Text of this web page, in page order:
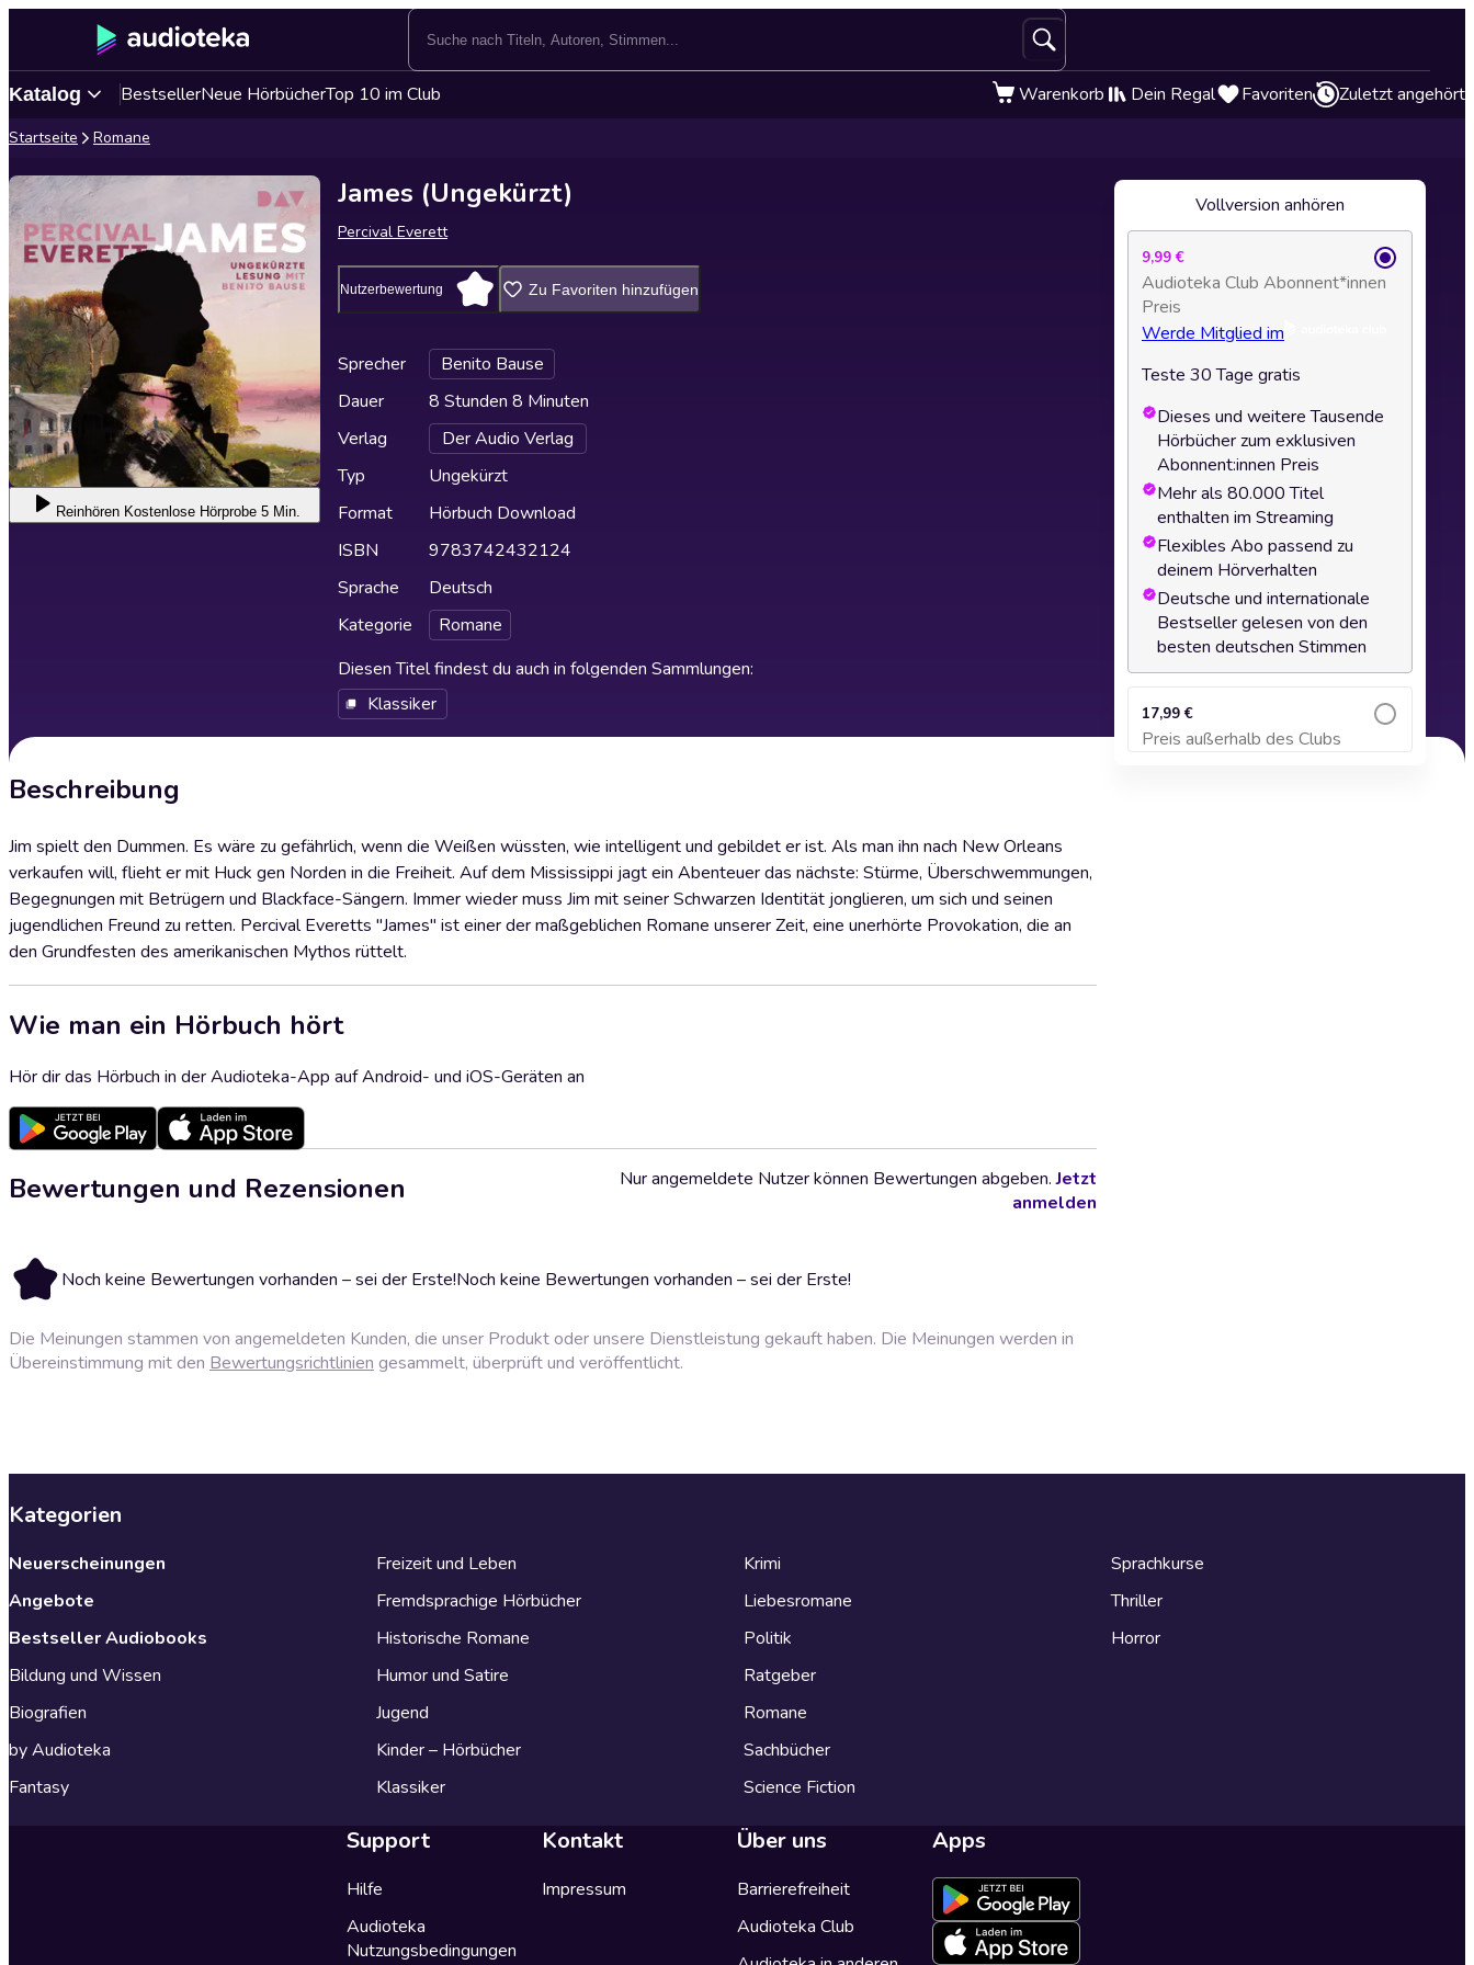
Katalog BestsellerNeue HörbücherTop 10 im Club Warenkorb Dein Regal Favoriten Zuletzt angehört
Startseite Romane
Reinhören Kostenlose Hörprobe 5 Min.
James (Ungekürzt)
Percival Everett
Nutzerbewertung Zu Favoriten hinzufügen
Sprecher
Benito Bause
Dauer
8 Stunden 8 Minuten
Verlag
Der Audio Verlag
Typ
Ungekürzt
Format
Hörbuch Download
ISBN
9783742432124
Sprache
Deutsch
Kategorie
Romane
Diesen Titel findest du auch in folgenden Sammlungen:
Klassiker
Beschreibung
Jim spielt den Dummen. Es wäre zu gefährlich, wenn die Weißen wüssten, wie intelligent und gebildet er ist. Als man ihn nach New Orleans
verkaufen will, flieht er mit Huck gen Norden in die Freiheit. Auf dem Mississippi jagt ein Abenteuer das nächste: Stürme, Überschwemmungen,
Begegnungen mit Betrügern und Blackface-Sängern. Immer wieder muss Jim mit seiner Schwarzen Identität jonglieren, um sich und seinen
jugendlichen Freund zu retten. Percival Everetts "James" ist einer der maßgeblichen Romane unserer Zeit, eine unerhörte Provokation, die an
den Grundfesten des amerikanischen Mythos rüttelt.
Wie man ein Hörbuch hört
Hör dir das Hörbuch in der Audioteka-App auf Android- und iOS-Geräten an
Bewertungen und Rezensionen
Noch keine Bewertungen vorhanden – sei der Erste!Noch keine Bewertungen vorhanden – sei der Erste!
Nur angemeldete Nutzer können Bewertungen abgeben.Jetzt
anmelden
Die Meinungen stammen von angemeldeten Kunden, die unser Produkt oder unsere Dienstleistung gekauft haben. Die Meinungen werden in
Übereinstimmung mit den Bewertungsrichtlinien gesammelt, überprüft und veröffentlicht.
Vollversion anhören
9,99 €
Audioteka Club Abonnent*innen
Preis
Werde Mitglied im
Teste 30 Tage gratis
Dieses und weitere Tausende
Hörbücher zum exklusiven
Abonnent:innen Preis
Mehr als 80.000 Titel
enthalten im Streaming
Flexibles Abo passend zu
deinem Hörverhalten
Deutsche und internationale
Bestseller gelesen von den
besten deutschen Stimmen
17,99 €
Preis außerhalb des Clubs
Zum Warenkorb hinzufügen
Kategorien
Neuerscheinungen
Angebote
Bestseller Audiobooks
Bildung und Wissen
Biografien
by Audioteka
Fantasy
Freizeit und Leben
Fremdsprachige Hörbücher
Historische Romane
Humor und Satire
Jugend
Kinder – Hörbücher
Klassiker
Krimi
Liebesromane
Politik
Ratgeber
Romane
Sachbücher
Science Fiction
Sprachkurse
Thriller
Horror
Support
Hilfe
Audioteka
Nutzungsbedingungen
Kontakt
Impressum
Über uns
Barrierefreiheit
Audioteka Club
Apps